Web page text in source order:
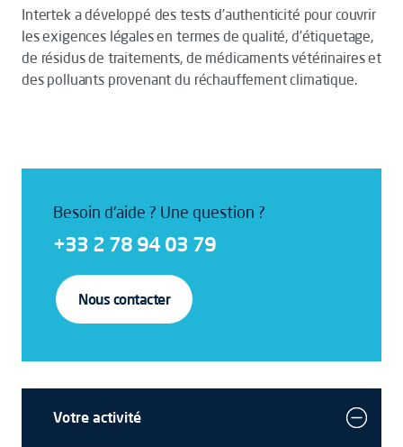
Intertek a développé des tests d’authenticité pour couvrir
les exigences légales en termes de qualité, d’étiquetage,
de résidus de traitements, de médicaments vétérinaires et
des polluants provenant du réchauffement climatique.
Besoin d'aide ? Une question ?
+33 2 78 94 03 79
Nous contacter
Votre activité